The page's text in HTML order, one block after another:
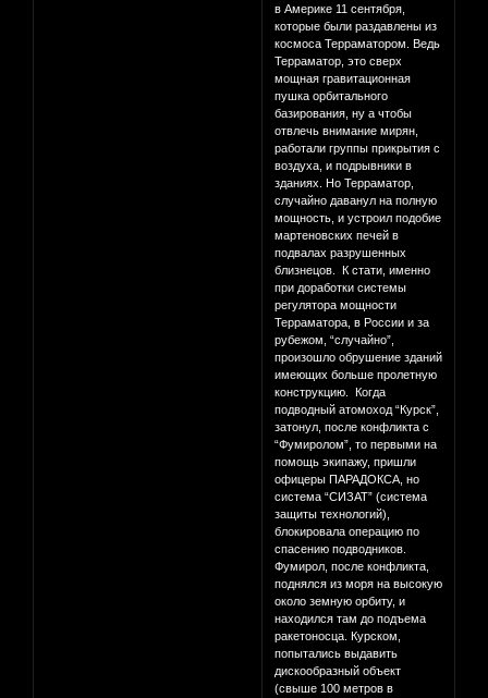
в Америке 11 сентября,
которые были раздавлены из
космоса Терраматором. Ведь
Терраматор, это сверх
мощная гравитационная
пушка орбитального
базирования, ну а чтобы
отвлечь внимание мирян,
работали группы прикрытия с
воздуха, и подрывники в
зданиях. Но Терраматор,
случайно даванул на полную
мощность, и устроил подобие
мартеновских печей в
подвалах разрушенных
близнецов. К стати, именно
при доработки системы
регулятора мощности
Терраматора, в России и за
рубежом, “случайно”,
произошло обрушение зданий
имеющих больше пролетную
конструкцию. Когда
подводный атомоход “Курск”,
затонул, после конфликта с
“Фумиролом”, то первыми на
помощь экипажу, пришли
офицеры ПАРАДОКСА, но
система “СИЗАТ” (система
защиты технологий),
блокировала операцию по
спасению подводников.
Фумирол, после конфликта,
поднялся из моря на высокую
около земную орбиту, и
находился там до подъема
ракетоносца. Курском,
попытались выдавить
дискообразный объект
(свыше 100 метров в